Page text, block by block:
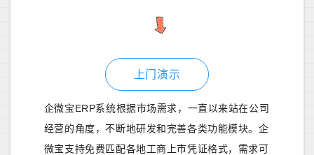
上门演示
企微宝ERP系统根据市场需求，一直以来站在公司
经营的角度，不断地研发和完善各类功能模块。企
微宝支持免费匹配各地工商上市凭证格式，需求可